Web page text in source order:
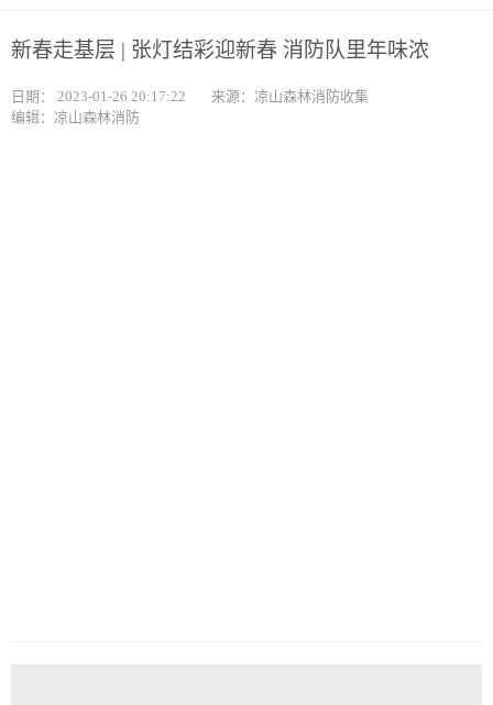
新春走基层 | 张灯结彩迎新春 消防队里年味浓
日期： 2023-01-26 20:17:22
来源：凉山森林消防收集
编辑：凉山森林消防